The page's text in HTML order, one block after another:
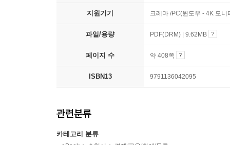
지원기기 크레마 /PC(윈도우 - 4K 모
파일/용량 PDF(DRM) | 9.62MB
페이지 수 약 408쪽
ISBN13 9791136042095
관련분류
카테고리 분류